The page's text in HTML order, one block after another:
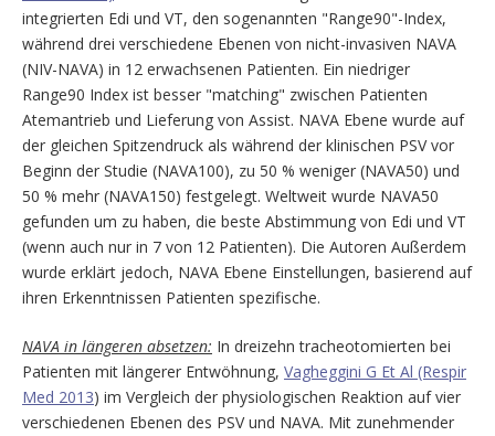
integrierten Edi und VT, den sogenannten "Range90"-Index,
während drei verschiedene Ebenen von nicht-invasiven NAVA
(NIV-NAVA) in 12 erwachsenen Patienten. Ein niedriger
Range90 Index ist besser "matching" zwischen Patienten
Atemantrieb und Lieferung von Assist. NAVA Ebene wurde auf
der gleichen Spitzendruck als während der klinischen PSV vor
Beginn der Studie (NAVA100), zu 50 % weniger (NAVA50) und
50 % mehr (NAVA150) festgelegt. Weltweit wurde NAVA50
gefunden um zu haben, die beste Abstimmung von Edi und VT
(wenn auch nur in 7 von 12 Patienten). Die Autoren Außerdem
wurde erklärt jedoch, NAVA Ebene Einstellungen, basierend auf
ihren Erkenntnissen Patienten spezifische.
NAVA in längeren absetzen: In dreizehn tracheotomierten bei
Patienten mit längerer Entwöhnung, Vagheggini G Et Al (Respir
Med 2013) im Vergleich der physiologischen Reaktion auf vier
verschiedenen Ebenen des PSV und NAVA. Mit zunehmender